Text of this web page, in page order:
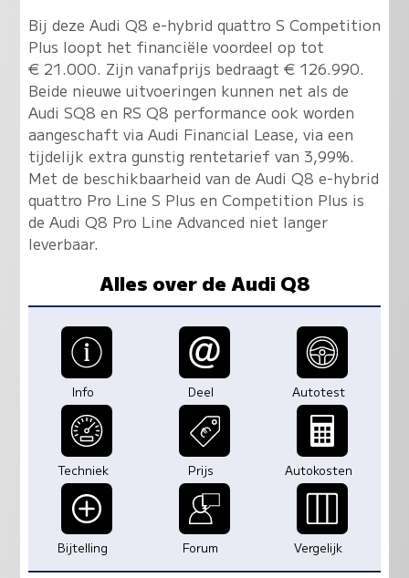
Bij deze Audi Q8 e-hybrid quattro S Competition
Plus loopt het financiële voordeel op tot
€ 21.000. Zijn vanafprijs bedraagt € 126.990.
Beide nieuwe uitvoeringen kunnen net als de
Audi SQ8 en RS Q8 performance ook worden
aangeschaft via Audi Financial Lease, via een
tijdelijk extra gunstig rentetarief van 3,99%.
Met de beschikbaarheid van de Audi Q8 e-hybrid
quattro Pro Line S Plus en Competition Plus is
de Audi Q8 Pro Line Advanced niet langer
leverbaar.
Alles over de Audi Q8
Info Deel Autotest
Techniek Prijs Autokosten
Bijtelling Forum Vergelijk